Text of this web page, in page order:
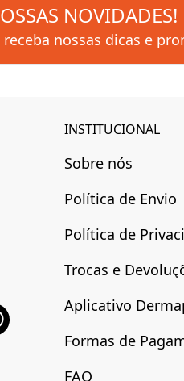
NOVIDADES!
nossas dicas e
INSTITUCIONAL
Sobre nós
Política de Envio
Política de
Trocas e
Aplicativo
Formas de
FAQ